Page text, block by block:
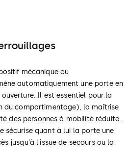
mécanique ou
automatiquement une porte en
Il est essentiel pour la
du compartimentage), la maîtrise
des personnes à mobilité réduite.
sécurise quant à lui la porte une
jusqu'à l'issue de secours ou la